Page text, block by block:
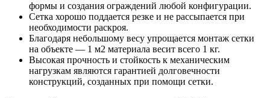
формы и создания ограждений любой конфигурации.
Сетка хорошо поддается резке и не рассыпается при
необходимости раскроя.
Благодаря небольшому весу упрощается монтаж сетки
на объекте — 1 м2 материала весит всего 1 кг.
Высокая прочность и стойкость к механическим
нагрузкам являются гарантией долговечности
конструкций, созданных при помощи сетки.